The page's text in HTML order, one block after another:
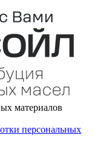
материалов
персональных